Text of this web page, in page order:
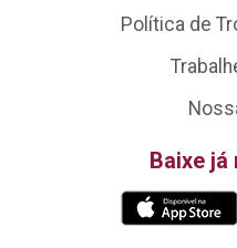
Política de
Baixe já